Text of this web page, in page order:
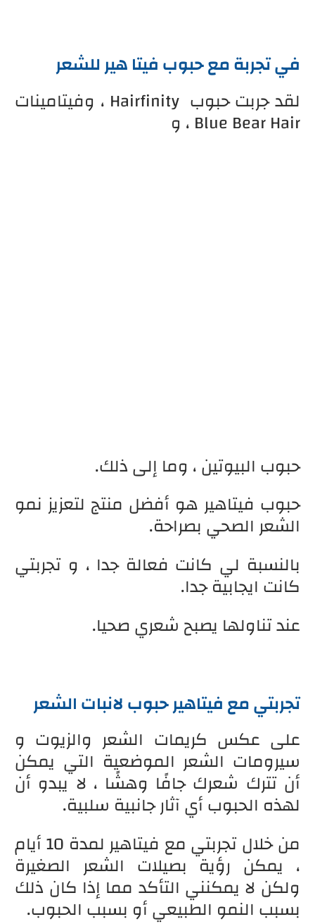
في تجربة مع حبوب فيتا هير للشعر
لقد جربتحبوب Hairfinity ، وفيتامينات
Blue Bear Hair ، و
حبوب البيوتين ، وما إلى ذلك.
حبوب فيتاهير هو أفضل منتج لتعزيز نمو
الشعر الصحي بصراحة.
بالنسبة لي كانت فعالة جدا ، و تجربتي
كانت ايجابية جدا.
عند تناولها يصبح شعري صحيا.
تجربتي مع فيتاهير حبوب لانبات الشعر
على عكس كريمات الشعر والزيوت و
سيرومات الشعر الموضعية التي يمكن
أن تترك شعرك جافًا وهشًا ، لا يبدو أن
لهذه الحبوب أي آثار جانبية سلبية.
من خلال تجربتي مع فيتاهير لمدة 10 أيام
، يمكن رؤية بصيلات الشعر الصغيرة
ولكن لا يمكنني التأكد مما إذا كان ذلك
بسبب النمو الطبيعي أو بسبب الحبوب.